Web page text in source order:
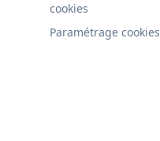
cookies
Paramétrage cookies